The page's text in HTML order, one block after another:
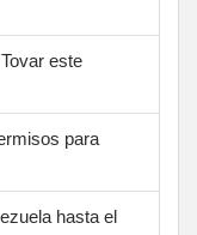
este
para
hasta el